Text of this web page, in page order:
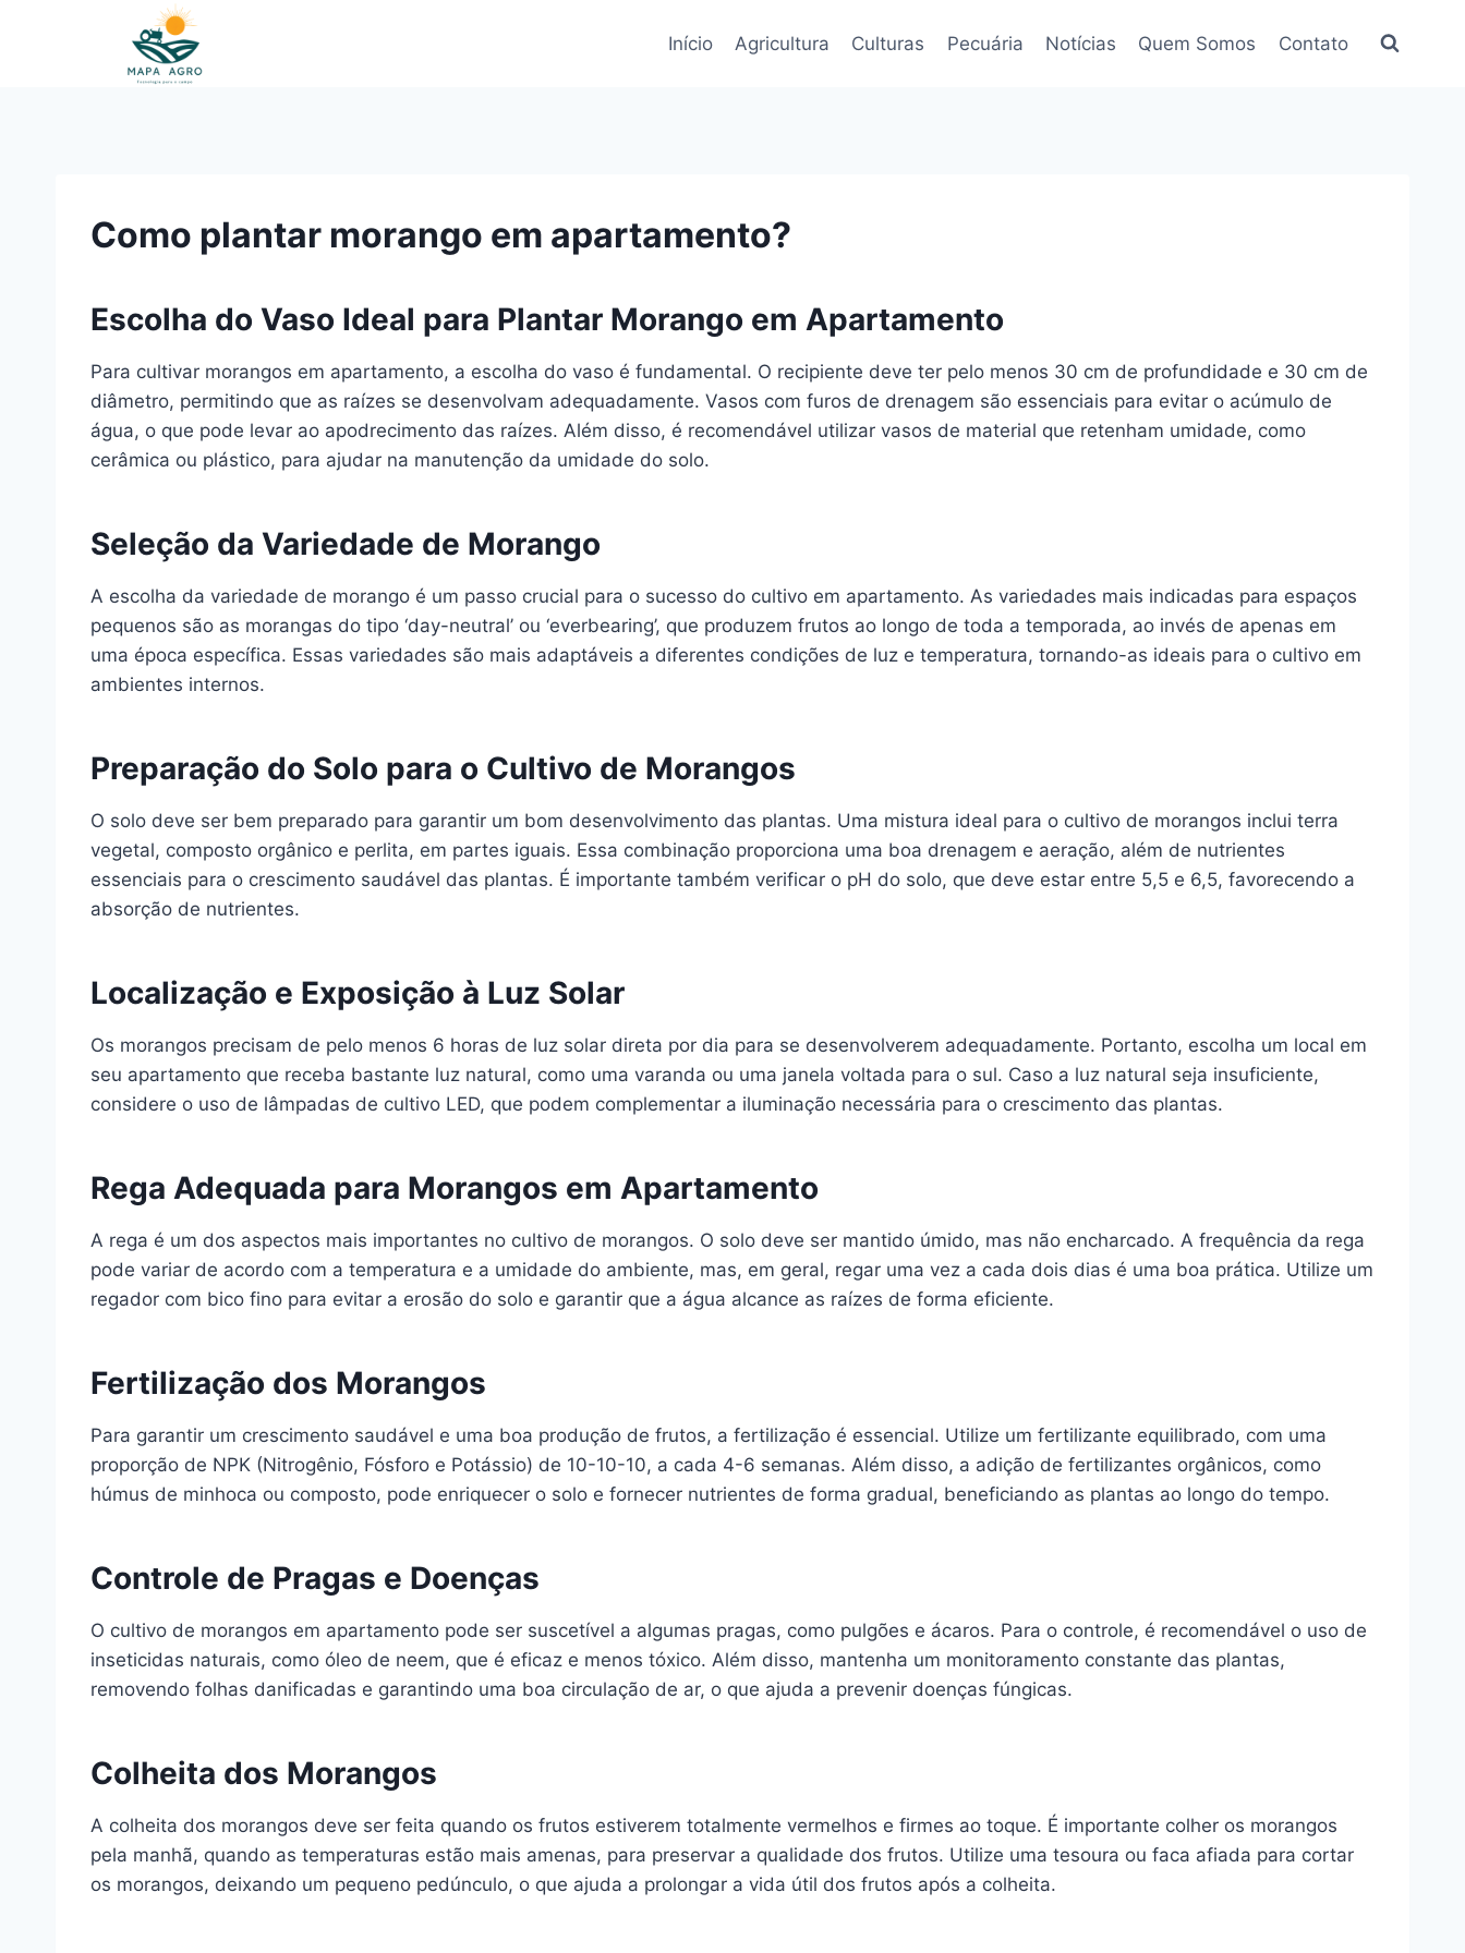
Início Agricultura Culturas Pecuária Notícias Quem Somos Contato
Como plantar morango em apartamento?
Escolha do Vaso Ideal para Plantar Morango em Apartamento
Para cultivar morangos em apartamento, a escolha do vaso é fundamental. O recipiente deve ter pelo menos 30 cm de profundidade e 30 cm de
diâmetro, permitindo que as raízes se desenvolvam adequadamente. Vasos com furos de drenagem são essenciais para evitar o acúmulo de
água, o que pode levar ao apodrecimento das raízes. Além disso, é recomendável utilizar vasos de material que retenham umidade, como
cerâmica ou plástico, para ajudar na manutenção da umidade do solo.
Seleção da Variedade de Morango
A escolha da variedade de morango é um passo crucial para o sucesso do cultivo em apartamento. As variedades mais indicadas para espaços
pequenos são as morangas do tipo ‘day-neutral’ ou ‘everbearing’, que produzem frutos ao longo de toda a temporada, ao invés de apenas em
uma época específica. Essas variedades são mais adaptáveis a diferentes condições de luz e temperatura, tornando-as ideais para o cultivo em
ambientes internos.
Preparação do Solo para o Cultivo de Morangos
O solo deve ser bem preparado para garantir um bom desenvolvimento das plantas. Uma mistura ideal para o cultivo de morangos inclui terra
vegetal, composto orgânico e perlita, em partes iguais. Essa combinação proporciona uma boa drenagem e aeração, além de nutrientes
essenciais para o crescimento saudável das plantas. É importante também verificar o pH do solo, que deve estar entre 5,5 e 6,5, favorecendo a
absorção de nutrientes.
Localização e Exposição à Luz Solar
Os morangos precisam de pelo menos 6 horas de luz solar direta por dia para se desenvolverem adequadamente. Portanto, escolha um local em
seu apartamento que receba bastante luz natural, como uma varanda ou uma janela voltada para o sul. Caso a luz natural seja insuficiente,
considere o uso de lâmpadas de cultivo LED, que podem complementar a iluminação necessária para o crescimento das plantas.
Rega Adequada para Morangos em Apartamento
A rega é um dos aspectos mais importantes no cultivo de morangos. O solo deve ser mantido úmido, mas não encharcado. A frequência da rega
pode variar de acordo com a temperatura e a umidade do ambiente, mas, em geral, regar uma vez a cada dois dias é uma boa prática. Utilize um
regador com bico fino para evitar a erosão do solo e garantir que a água alcance as raízes de forma eficiente.
Fertilização dos Morangos
Para garantir um crescimento saudável e uma boa produção de frutos, a fertilização é essencial. Utilize um fertilizante equilibrado, com uma
proporção de NPK (Nitrogênio, Fósforo e Potássio) de 10-10-10, a cada 4-6 semanas. Além disso, a adição de fertilizantes orgânicos, como
húmus de minhoca ou composto, pode enriquecer o solo e fornecer nutrientes de forma gradual, beneficiando as plantas ao longo do tempo.
Controle de Pragas e Doenças
O cultivo de morangos em apartamento pode ser suscetível a algumas pragas, como pulgões e ácaros. Para o controle, é recomendável o uso de
inseticidas naturais, como óleo de neem, que é eficaz e menos tóxico. Além disso, mantenha um monitoramento constante das plantas,
removendo folhas danificadas e garantindo uma boa circulação de ar, o que ajuda a prevenir doenças fúngicas.
Colheita dos Morangos
A colheita dos morangos deve ser feita quando os frutos estiverem totalmente vermelhos e firmes ao toque. É importante colher os morangos
pela manhã, quando as temperaturas estão mais amenas, para preservar a qualidade dos frutos. Utilize uma tesoura ou faca afiada para cortar
os morangos, deixando um pequeno pedúnculo, o que ajuda a prolongar a vida útil dos frutos após a colheita.